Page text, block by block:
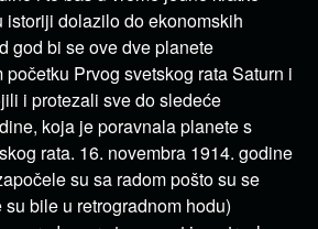
istoriji dolazilo do ekonomskih
god bi se ove dve planete
Prvog svetskog rata Saturn i
i protezali sve do sledeće
koja je poravnala planete s
rata. 16. novembra 1914. godine
su sa radom pošto su se
bile u retrogradnom hodu)